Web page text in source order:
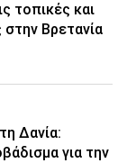
τοπικές και
Βρετανία
Δανία:
για την